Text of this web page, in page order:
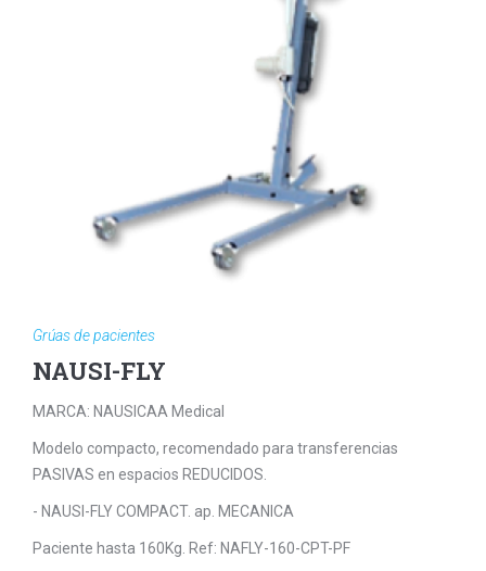
Grúas de pacientes
NAUSI-FLY
MARCA: NAUSICAA Medical
Modelo compacto, recomendado para transferencias
PASIVAS en espacios REDUCIDOS.
- NAUSI-FLY COMPACT. ap. MECANICA
Paciente hasta 160Kg. Ref: NAFLY-160-CPT-PF